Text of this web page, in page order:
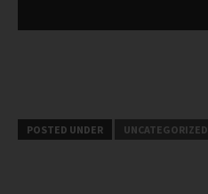
POSTED UNDER UNCATEGORIZED